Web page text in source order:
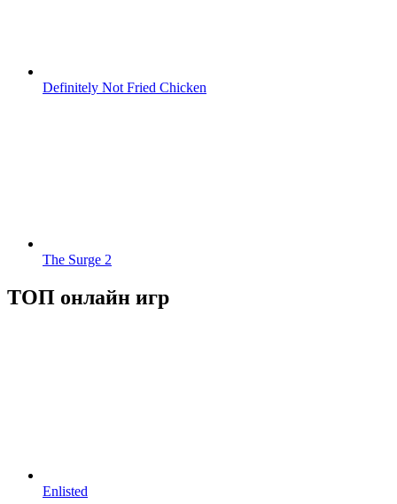
Definitely Not Fried Chicken
The Surge 2
ТОП онлайн игр
Enlisted